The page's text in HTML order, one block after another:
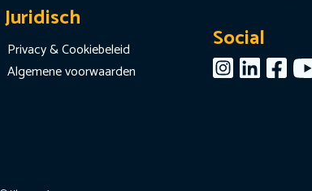
Juridisch
Privacy & Cookiebeleid
Algemene voorwaarden
Social